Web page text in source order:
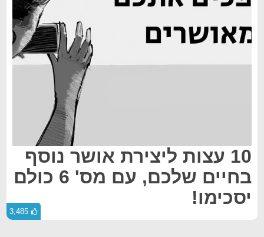
10 עצות ליצירת אושר נוסף
בחיים שלכם, עם מס' 6 כולם
יסכימו!
3,485